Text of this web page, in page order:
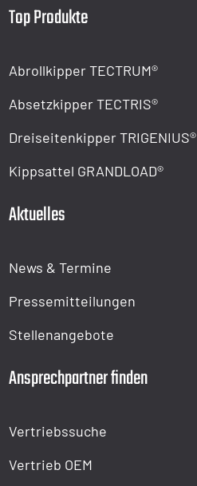
Top Produkte
Abrollkipper TECTRUM®
Absetzkipper TECTRIS®
Dreiseitenkipper TRIGENIUS®
Kippsattel GRANDLOAD®
Aktuelles
News & Termine
Pressemitteilungen
Stellenangebote
Ansprechpartner finden
Vertriebssuche
Vertrieb OEM